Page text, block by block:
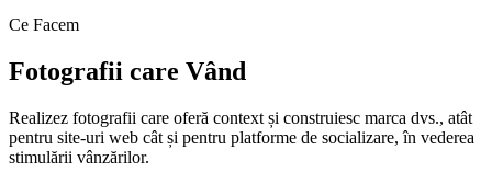
Ce Facem
Fotografii care Vând
Realizez fotografii care oferă context și construiesc marca dvs., atât
pentru site-uri web cât și pentru platforme de socializare, în vederea
stimulării vânzărilor.